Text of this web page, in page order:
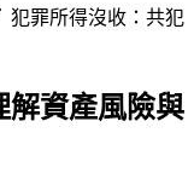
犯罪所得沒收：共犯
解資產風險與